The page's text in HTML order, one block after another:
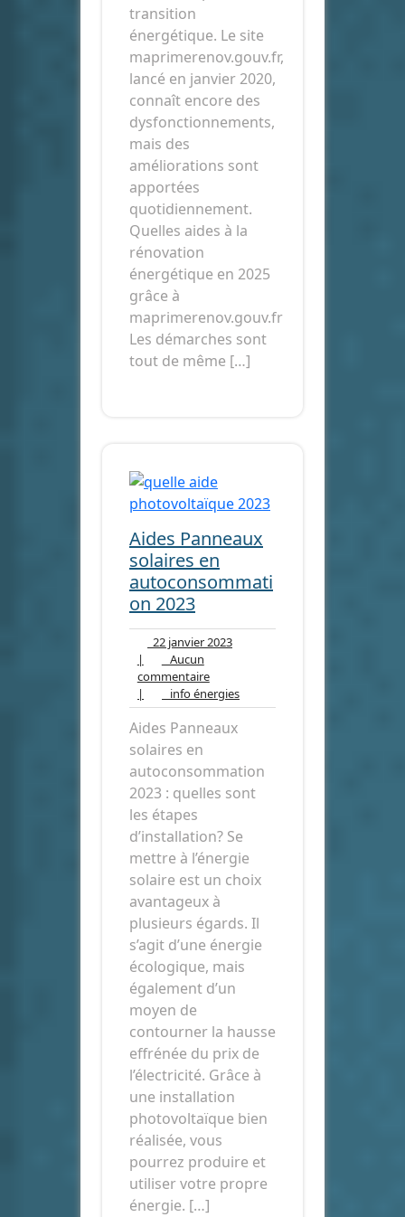
transition
énergétique. Le site
maprimerenov.gouv.fr,
lancé en janvier 2020,
connaît encore des
dysfonctionnements,
mais des
améliorations sont
apportées
quotidiennement.
Quelles aides à la
rénovation
énergétique en 2025
grâce à
maprimerenov.gouv.fr
Les démarches sont
tout de même […]
Aides Panneaux
solaires en
autoconsommati
on 2023
22 janvier 202322
|
Aucun
commentaireAucun
commentaire
| info énergiesinfo
énergies
Aides Panneaux
solaires en
autoconsommation
2023 : quelles sont
les étapes
d’installation? Se
mettre à l’énergie
solaire est un choix
avantageux à
plusieurs égards. Il
s’agit d’une énergie
écologique, mais
également d’un
moyen de
contourner la hausse
effrénée du prix de
l’électricité. Grâce à
une installation
photovoltaïque bien
réalisée, vous
pourrez produire et
utiliser votre propre
énergie. […]